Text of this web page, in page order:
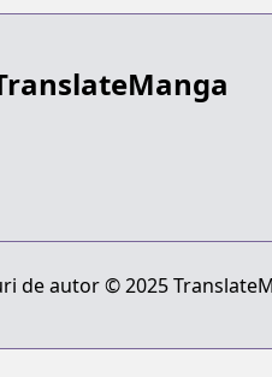
de autor © 2025